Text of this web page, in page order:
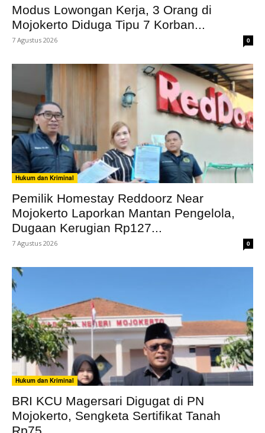
Modus Lowongan Kerja, 3 Orang di
Mojokerto Diduga Tipu 7 Korban...
7 Agustus 2026 0
Hukum dan Kriminal
Pemilik Homestay Reddoorz Near
Mojokerto Laporkan Mantan Pengelola,
Dugaan Kerugian Rp127...
7 Agustus 2026 0
Hukum dan Kriminal
BRI KCU Magersari Digugat di PN
Mojokerto, Sengketa Sertifikat Tanah